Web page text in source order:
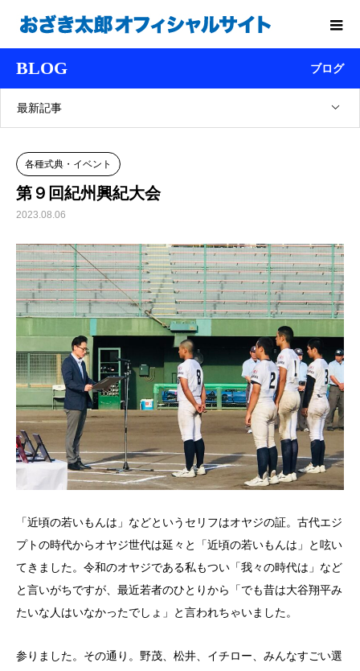
BLOG ブログ
最新記事
各種式典・イベント
第９回紀州興紀大会
2023.08.06
「近頃の若いもんは」などというセリフはオヤジの証。古代エジ
プトの時代からオヤジ世代は延々と「近頃の若いもんは」と呟い
てきました。令和のオヤジである私もつい「我々の時代は」など
と言いがちですが、最近若者のひとりから「でも昔は大谷翔平み
たいな人はいなかったでしょ」と言われちゃいました。
参りました。その通り。野茂、松井、イチロー、みんなすごい選